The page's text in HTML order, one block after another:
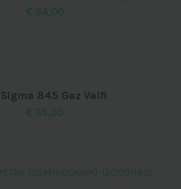
€ 34,00
845 Gaz Valfi
€ 35,00